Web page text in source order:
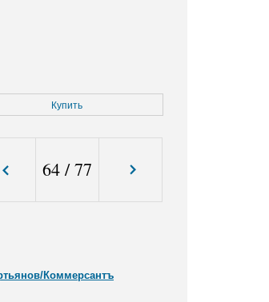
Купить
64/77
Коммерсантъ